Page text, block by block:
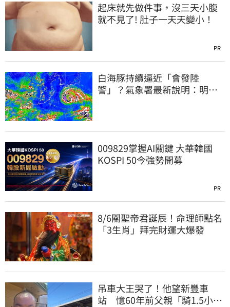
起床就先做件事，沒三天小腹
就不見了! 肚子一天天變小！
PR
白海豚持續逼近「會發陸
警」？氣象署最新說明：明天
009829掌握AI關鍵 大華韓國
KOSPI 50今強勢開募
PR
8/6關聖帝君誕辰！命理師點名
「3生肖」拜完財運大爆發
吊車大王哭了！他望新豐車
站 憶60年前父親「騎1.5小時